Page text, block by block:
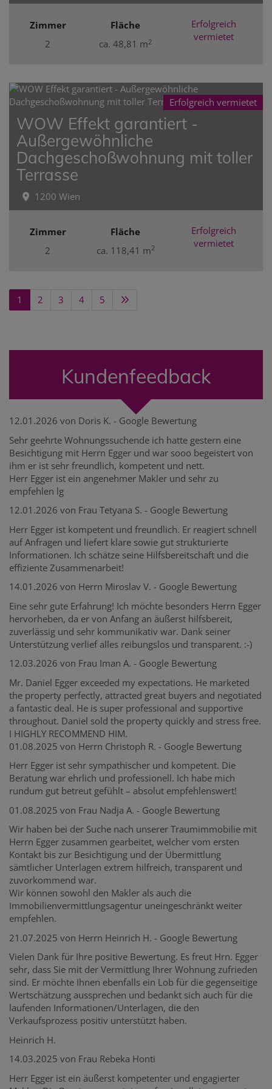
Zimmer
2
Fläche
ca. 48,81 m2
Erfolgreich
vermietet
Erfolgreich vermietet
WOW Effekt garantiert -
Außergewöhnliche
Dachgeschoßwohnung mit toller
Terrasse
1200 Wien
Zimmer
2
Fläche
ca. 118,41 m2
Erfolgreich
vermietet
1 2 3 4 5
Kundenfeedback
12.01.2026 von Doris K. - Google Bewertung
Sehr geehrte Wohnungssuchende ich hatte gestern eine
Besichtigung mit Herrn Egger und war sooo begeistert von
ihm er ist sehr freundlich, kompetent und nett.
Herr Egger ist ein angenehmer Makler und sehr zu
empfehlen lg
12.01.2026 von Frau Tetyana S. - Google Bewertung
Herr Egger ist kompetent und freundlich. Er reagiert schnell
auf Anfragen und liefert klare sowie gut strukturierte
Informationen. Ich schätze seine Hilfsbereitschaft und die
effiziente Zusammenarbeit!
14.01.2026 von Herrn Miroslav V. - Google Bewertung
Eine sehr gute Erfahrung! Ich möchte besonders Herrn Egger
hervorheben, da er von Anfang an äußerst hilfsbereit,
zuverlässig und sehr kommunikativ war. Dank seiner
Unterstützung verlief alles reibungslos und transparent. :-)
12.03.2026 von Frau Iman A. - Google Bewertung
Mr. Daniel Egger exceeded my expectations. He marketed
the property perfectly, attracted great buyers and negotiated
a fantastic deal. He is super professional and supportive
throughout. Daniel sold the property quickly and stress free.
I HIGHLY RECOMMEND HIM.
01.08.2025 von Herrn Christoph R. - Google Bewertung
Herr Egger ist sehr sympathischer und kompetent. Die
Beratung war ehrlich und professionell. Ich habe mich
rundum gut betreut gefühlt – absolut empfehlenswert!
01.08.2025 von Frau Nadja A. - Google Bewertung
Wir haben bei der Suche nach unserer Traumimmobilie mit
Herrn Egger zusammen gearbeitet, welcher vom ersten
Kontakt bis zur Besichtigung und der Übermittlung
sämtlicher Unterlagen extrem hilfreich, transparent und
zuvorkommend war.
Wir können sowohl den Makler als auch die
Immobilienvermittlungsagentur uneingeschränkt weiter
empfehlen.
21.07.2025 von Herrn Heinrich H. - Google Bewertung
Vielen Dank für Ihre positive Bewertung. Es freut Hrn. Egger
sehr, dass Sie mit der Vermittlung Ihrer Wohnung zufrieden
sind. Er möchte Ihnen ebenfalls ein Lob für die gegenseitige
Wertschätzung aussprechen und bedankt sich auch für die
laufenden Informationen/Unterlagen, die den
Verkaufsprozess positiv unterstützt haben.
Heinrich H.
14.03.2025 von Frau Rebeka Honti
Herr Egger ist ein äußerst kompetenter und engagierter